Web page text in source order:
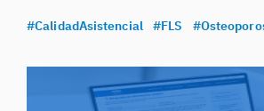
#CalidadAsistencial #FLS